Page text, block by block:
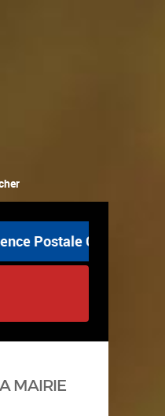
Communale est
MAIRIE